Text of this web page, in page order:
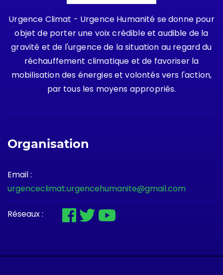
Urgence Climat - Urgence Humanité se donne pour
objet de porter une voix crédible et audible de la
gravité et de l'urgence de la situation au regard du
réchauffement climatique et de favoriser la
mobilisation des énergies et volontés vers l'action,
par tous les moyens appropriés.
Organisation
Email :
urgenceclimat.urgencehumanite@gmail.com
Réseaux :